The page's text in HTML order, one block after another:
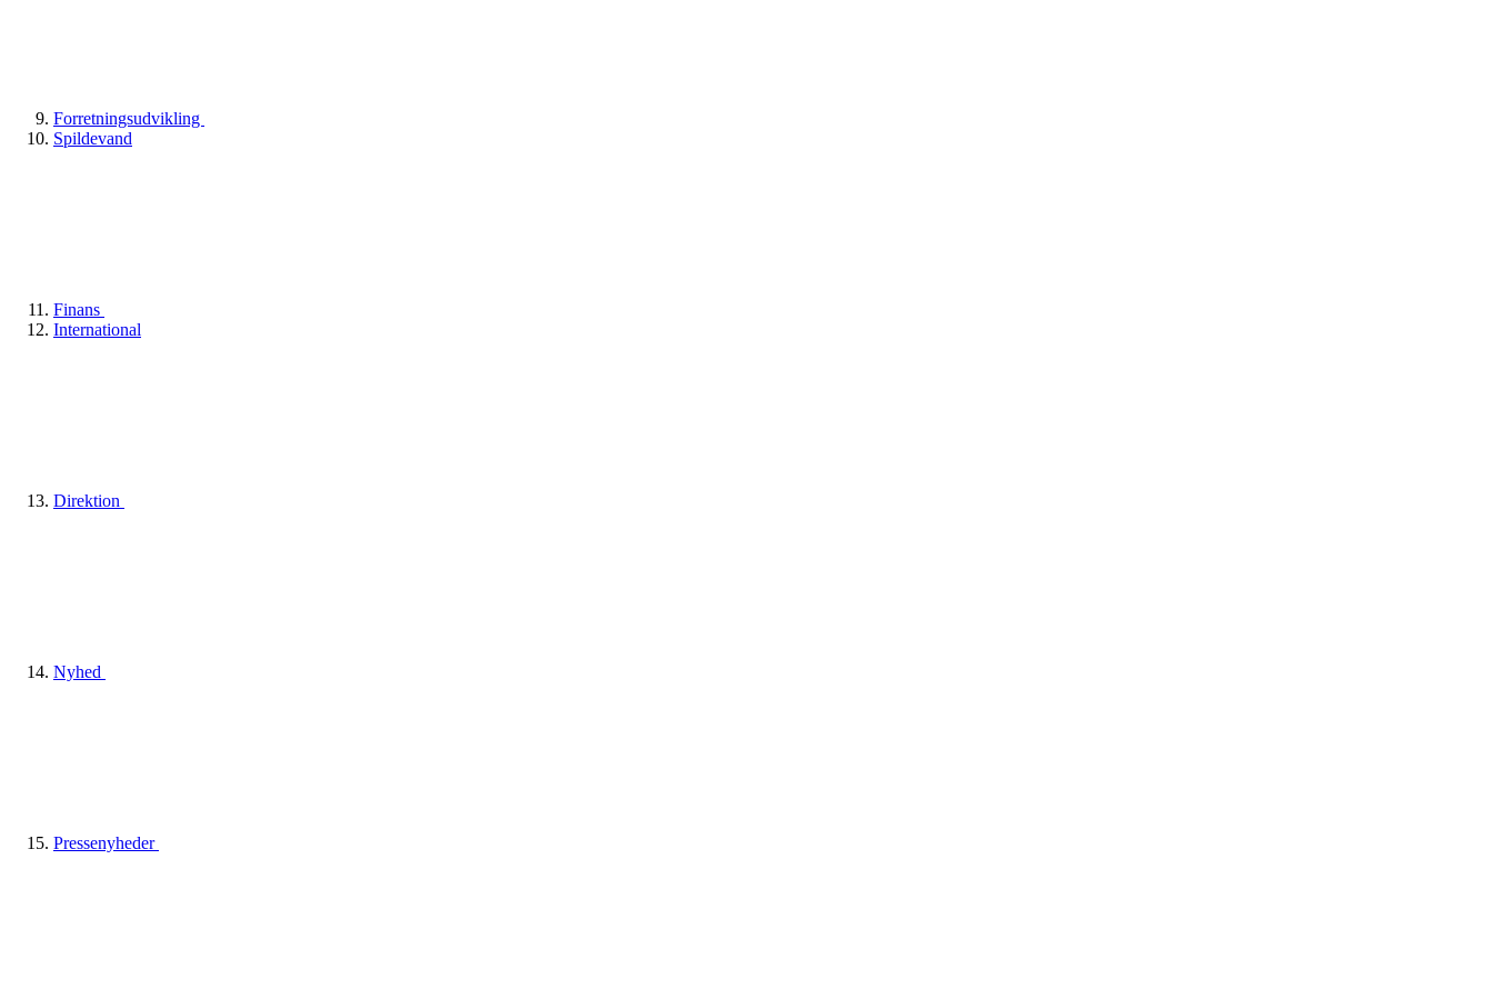
Forretningsudvikling
Spildevand
Finans
International
Direktion
Nyhed
Pressenyheder